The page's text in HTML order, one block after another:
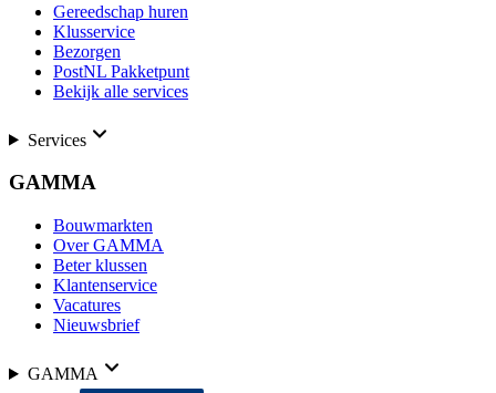
Gereedschap huren
Klusservice
Bezorgen
PostNL Pakketpunt
Bekijk alle services
Services
GAMMA
Bouwmarkten
Over GAMMA
Beter klussen
Klantenservice
Vacatures
Nieuwsbrief
GAMMA